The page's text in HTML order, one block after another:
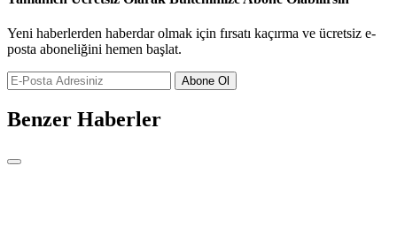
Yeni haberlerden haberdar olmak için fırsatı kaçırma ve ücretsiz e-
posta aboneliğini hemen başlat.
Abone Ol
Benzer Haberler